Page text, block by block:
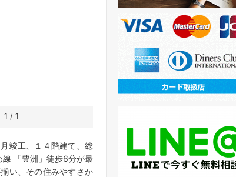
1 / 1
竣工、１４階建て、総
線 「豊洲」徒歩6分が最
い、その住みやすさか